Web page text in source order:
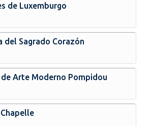
de Luxemburgo
del Sagrado Corazón
de Arte Moderno Pompidou